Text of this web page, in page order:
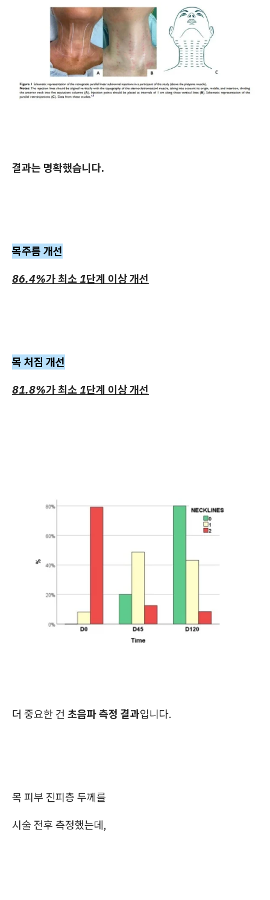
결과는 명확했습니다.
목주름 개선
86.4%가 최소 1단계 이상 개선
목 처짐 개선
81.8%가 최소 1단계 이상 개선
더 중요한 건 초음파 측정 결과입니다.
목 피부 진피층 두께를
시술 전후 측정했는데,